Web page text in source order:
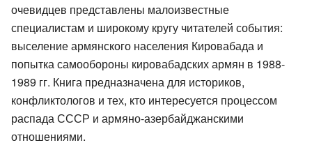
очевидцев представлены малоизвестные
специалистам и широкому кругу читателей события:
выселение армянского населения Кировабада и
попытка самообороны кировабадских армян в 1988-
1989 гг. Книга предназначена для историков,
конфликтологов и тех, кто интересуется процессом
распада СССР и армяно-азербайджанскими
отношениями.